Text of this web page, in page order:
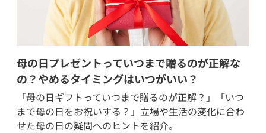
母の日プレゼントっていつまで贈るのが正解な
の？やめるタイミングはいつがいい？
「母の日ギフトっていつまで贈るのが正解？」「いつ
まで母の日をお祝いする？」立場や生活の変化に合わ
せた母の日の疑問へのヒントを紹介。